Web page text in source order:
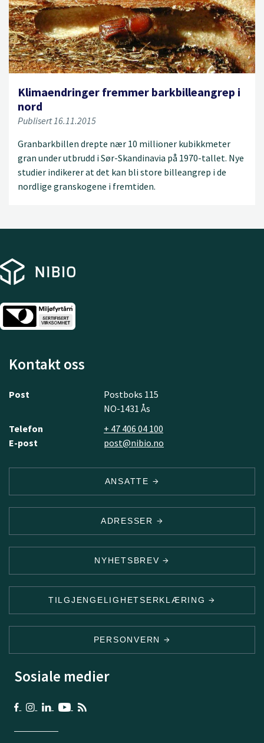
Klimaendringer fremmer barkbilleangrep i
nord
Publisert 16.11.2015
Granbarkbillen drepte nær 10 millioner kubikkmeter
gran under utbrudd i Sør-Skandinavia på 1970-tallet. Nye
studier indikerer at det kan bli store billeangrep i de
nordlige granskogene i fremtiden.
Kontakt oss
Post
Postboks 115
NO-1431 Ås
Telefon
+ 47 406 04 100
E-post
post@nibio.no
ANSATTE
ADRESSER
NYHETSBREV
TILGJENGELIGHETSERKLÆRING
PERSONVERN
Sosiale medier